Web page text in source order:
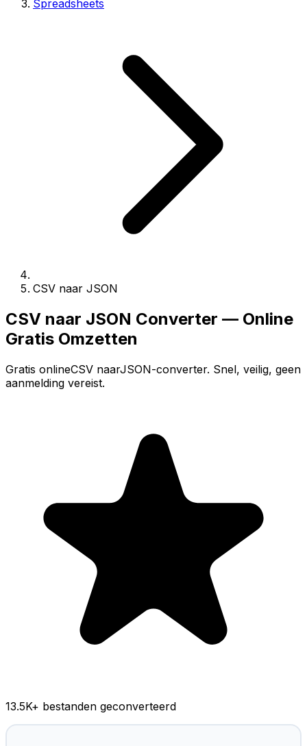
Spreadsheets
CSV naar JSON
CSV naar JSON Converter — Online
Gratis Omzetten
Gratis onlineCSV naarJSON-converter. Snel, veilig, geen
aanmelding vereist.
13.5K+ bestanden geconverteerd